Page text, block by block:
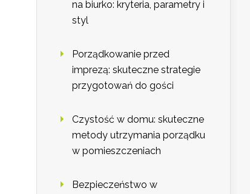
na biurko: kryteria, parametry i
styl
Porządkowanie przed
imprezą: skuteczne strategie
przygotowań do gości
Czystość w domu: skuteczne
metody utrzymania porządku
w pomieszczeniach
Bezpieczeństwo w